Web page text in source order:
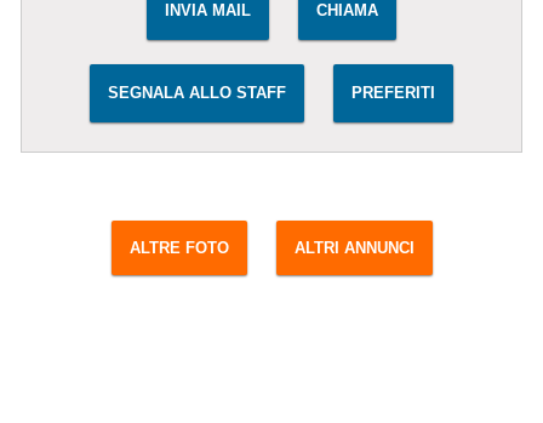
INVIA MAIL CHIAMA
SEGNALA ALLO STAFF PREFERITI
ALTRE FOTO ALTRI ANNUNCI